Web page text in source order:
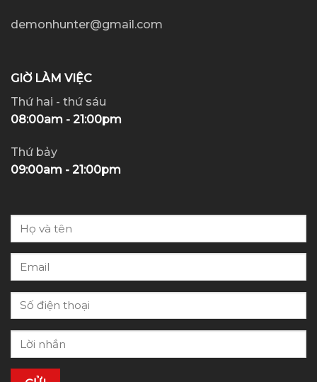
demonhunter@gmail.com
GIỜ LÀM VIỆC
Thứ hai - thứ sáu
08:00am - 21:00pm
Thứ bảy
09:00am - 21:00pm